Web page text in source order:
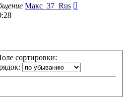
Макс_37_Rus
сортировки: